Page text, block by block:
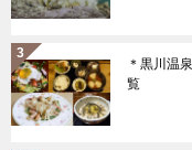
＊黒川温
覧